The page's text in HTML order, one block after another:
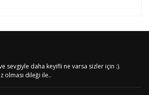
sevgiyle daha keyifli ne varsa sizler için :).
olması dileği ile..